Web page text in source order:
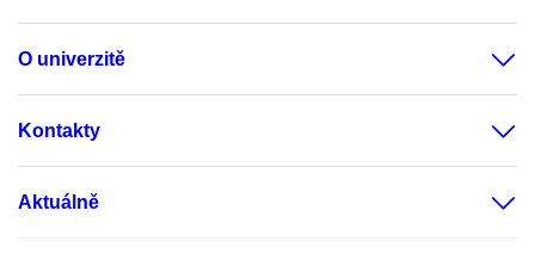
O univerzitě
Kontakty
Aktuálně